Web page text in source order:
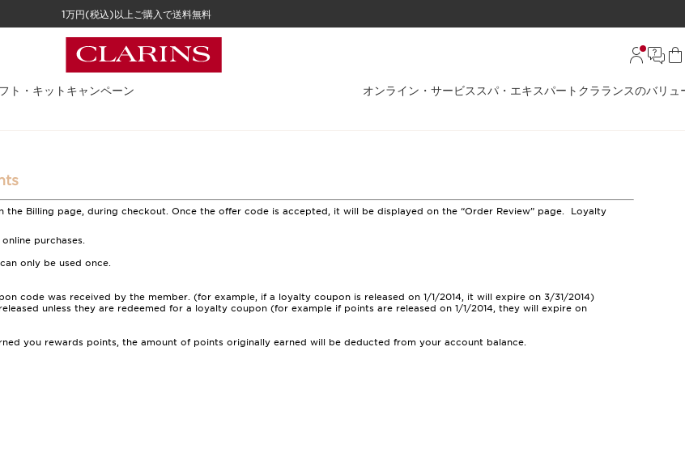
1万円(税込)以上ご購入で送料無料
ト・キット キャンペーン オンライン・サービス スパ・エキスパート クラランスのバリュ
Billing page, during checkout. Once the offer code is accepted, it will be displayed on the “Order Review” page. Loyalty
purchases.
only be used once.
code was received by the member. (for example, if a loyalty coupon is released on 1/1/2014, it will expire on 3/31/2014)
unless they are redeemed for a loyalty coupon (for example if points are released on 1/1/2014, they will expire on
you rewards points, the amount of points originally earned will be deducted from your account balance.